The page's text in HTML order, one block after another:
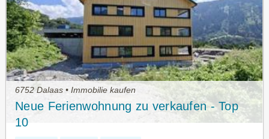
6752 Dalaas • Immobilie kaufen
Neue Ferienwohnung zu verkaufen - Top
10